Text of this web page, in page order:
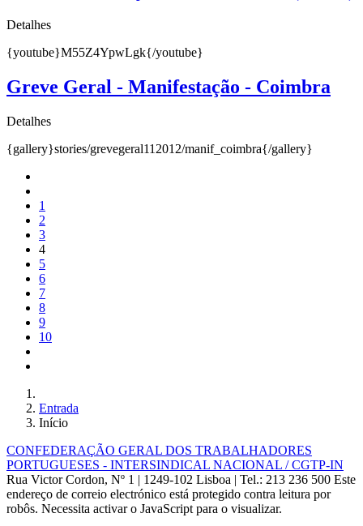
Detalhes
{youtube}M55Z4YpwLgk{/youtube}
Greve Geral - Manifestação - Coimbra
Detalhes
{gallery}stories/grevegeral112012/manif_coimbra{/gallery}
1
2
3
4
5
6
7
8
9
10
Entrada
Início
CONFEDERAÇÃO GERAL DOS TRABALHADORES
PORTUGUESES - INTERSINDICAL NACIONAL / CGTP-IN
Rua Victor Cordon, Nº 1 | 1249-102 Lisboa | Tel.: 213 236 500 Este
endereço de correio electrónico está protegido contra leitura por
robôs. Necessita activar o JavaScript para o visualizar.